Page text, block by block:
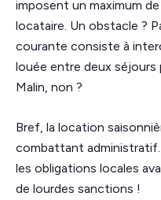
imposent un maximum
locataire. Un obstacle ?
courante consiste à
louée entre deux
Malin, non ?
Bref, la location
combattant
les obligations locales
de lourdes sanctions !